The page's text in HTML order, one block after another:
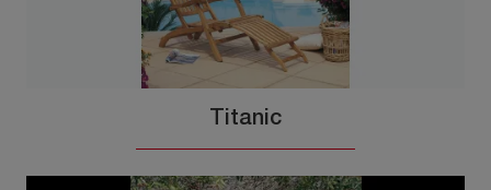
Titanic